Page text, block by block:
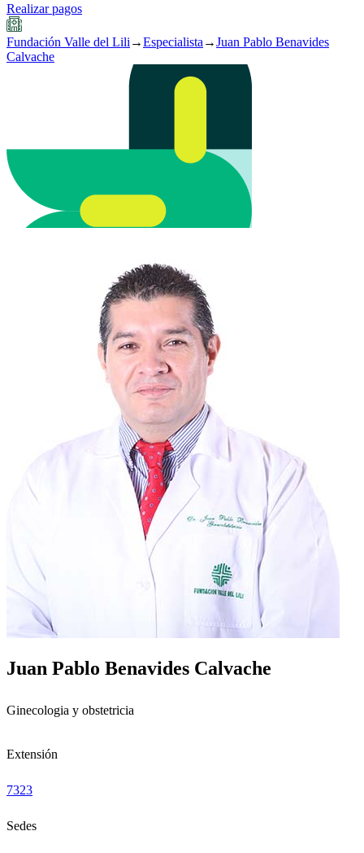
Realizar pagos
Fundación Valle del Lili →Especialista →Juan Pablo Benavides
Calvache
Juan Pablo Benavides Calvache
Ginecologia y obstetricia
Extensión
7323
Sedes